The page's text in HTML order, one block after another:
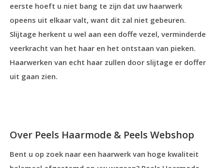
eerste hoeft u niet bang te zijn dat uw haarwerk
opeens uit elkaar valt, want dit zal niet gebeuren.
Slijtage herkent u wel aan een doffe vezel, verminderde
veerkracht van het haar en het ontstaan van pieken.
Haarwerken van echt haar zullen door slijtage er doffer
uit gaan zien.
Over Peels Haarmode & Peels Webshop
Bent u op zoek naar een haarwerk van hoge kwaliteit